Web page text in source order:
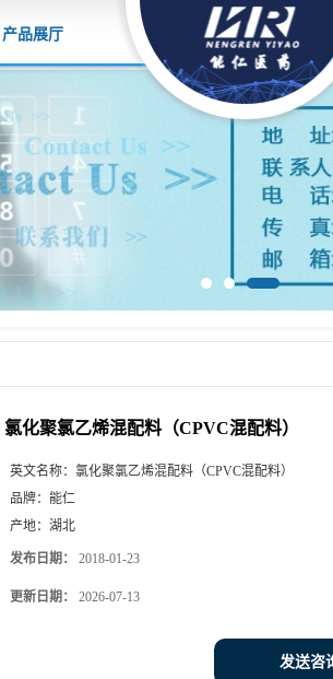
产品展厅
氯化聚氯乙烯混配料（CPVC混配料）
英文名称： 氯化聚氯乙烯混配料（CPVC混配料）
品牌： 能仁
产地： 湖北
发布日期： 2018-01-23
更新日期： 2026-07-13
发送咨